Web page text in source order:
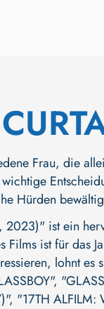
Frau, die
Hürden
2023)" ist ein
Films ist für das
lohnt
,
, "17TH ALFILM: